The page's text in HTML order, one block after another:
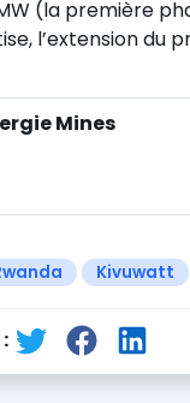
(la première
l’extension
Mines
Kivuwatt